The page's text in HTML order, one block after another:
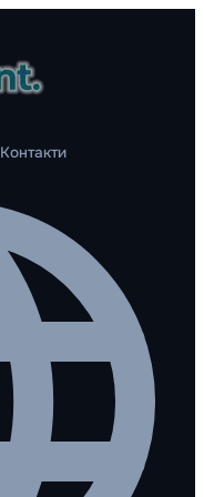
Контакти